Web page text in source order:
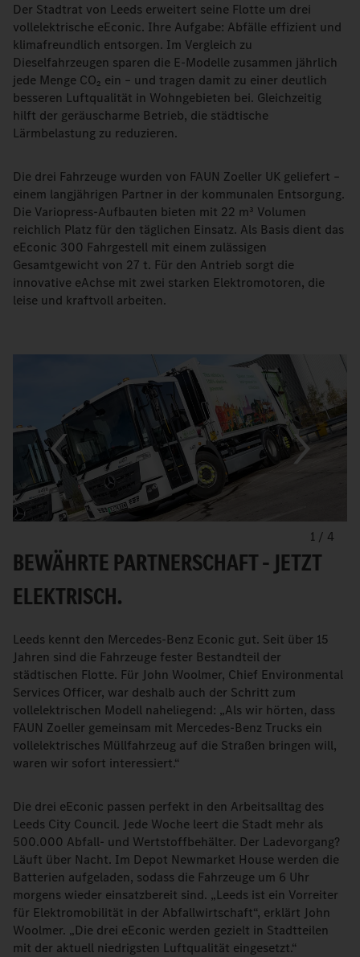
Der Stadtrat von Leeds erweitert seine Flotte um drei
vollelektrische eEconic. Ihre Aufgabe: Abfälle effizient und
klimafreundlich entsorgen. Im Vergleich zu
Dieselfahrzeugen sparen die E-Modelle zusammen jährlich
jede Menge CO₂ ein – und tragen damit zu einer deutlich
besseren Luftqualität in Wohngebieten bei. Gleichzeitig
hilft der geräuscharme Betrieb, die städtische
Lärmbelastung zu reduzieren.
Die drei Fahrzeuge wurden von FAUN Zoeller UK geliefert –
einem langjährigen Partner in der kommunalen Entsorgung.
Die Variopress-Aufbauten bieten mit 22 m³ Volumen
reichlich Platz für den täglichen Einsatz. Als Basis dient das
eEconic 300 Fahrgestell mit einem zulässigen
Gesamtgewicht von 27 t. Für den Antrieb sorgt die
innovative eAchse mit zwei starken Elektromotoren, die
leise und kraftvoll arbeiten.
1 / 4
BEWÄHRTE PARTNERSCHAFT – JETZT
ELEKTRISCH.
Leeds kennt den Mercedes-Benz Econic gut. Seit über 15
Jahren sind die Fahrzeuge fester Bestandteil der
städtischen Flotte. Für John Woolmer, Chief Environmental
Services Officer, war deshalb auch der Schritt zum
vollelektrischen Modell naheliegend: „Als wir hörten, dass
FAUN Zoeller gemeinsam mit Mercedes-Benz Trucks ein
vollelektrisches Müllfahrzeug auf die Straßen bringen will,
waren wir sofort interessiert.“
Die drei eEconic passen perfekt in den Arbeitsalltag des
Leeds City Council. Jede Woche leert die Stadt mehr als
500.000 Abfall- und Wertstoffbehälter. Der Ladevorgang?
Läuft über Nacht. Im Depot Newmarket House werden die
Batterien aufgeladen, sodass die Fahrzeuge um 6 Uhr
morgens wieder einsatzbereit sind. „Leeds ist ein Vorreiter
für Elektromobilität in der Abfallwirtschaft“, erklärt John
Woolmer. „Die drei eEconic werden gezielt in Stadtteilen
mit der aktuell niedrigsten Luftqualität eingesetzt.“